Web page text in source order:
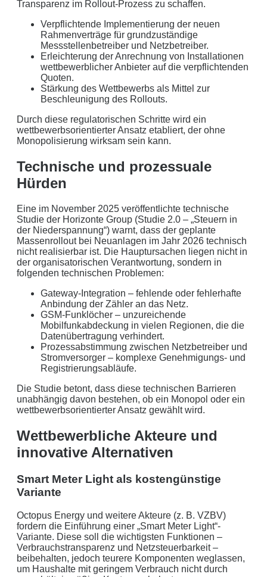
Transparenz im Rollout-Prozess zu schaffen.
Verpflichtende Implementierung der neuen
Rahmenverträge für grundzuständige
Messstellenbetreiber und Netzbetreiber.
Erleichterung der Anrechnung von Installationen
wettbewerblicher Anbieter auf die verpflichtenden
Quoten.
Stärkung des Wettbewerbs als Mittel zur
Beschleunigung des Rollouts.
Durch diese regulatorischen Schritte wird ein
wettbewerbsorientierter Ansatz etabliert, der ohne
Monopolisierung wirksam sein kann.
Technische und prozessuale
Hürden
Eine im November 2025 veröffentlichte technische
Studie der Horizonte Group (Studie 2.0 – „Steuern in
der Niederspannung“) warnt, dass der geplante
Massenrollout bei Neuanlagen im Jahr 2026 technisch
nicht realisierbar ist. Die Hauptursachen liegen nicht in
der organisatorischen Verantwortung, sondern in
folgenden technischen Problemen:
Gateway-Integration – fehlende oder fehlerhafte
Anbindung der Zähler an das Netz.
GSM-Funklöcher – unzureichende
Mobilfunkabdeckung in vielen Regionen, die die
Datenübertragung verhindert.
Prozessabstimmung zwischen Netzbetreiber und
Stromversorger – komplexe Genehmigungs- und
Registrierungsabläufe.
Die Studie betont, dass diese technischen Barrieren
unabhängig davon bestehen, ob ein Monopol oder ein
wettbewerbsorientierter Ansatz gewählt wird.
Wettbewerbliche Akteure und
innovative Alternativen
Smart Meter Light als kostengünstige
Variante
Octopus Energy und weitere Akteure (z. B. VZBV)
fordern die Einführung einer „Smart Meter Light“-
Variante. Diese soll die wichtigsten Funktionen –
Verbrauchstransparenz und Netzsteuerbarkeit –
beibehalten, jedoch teurere Komponenten weglassen,
um Haushalte mit geringem Verbrauch nicht durch